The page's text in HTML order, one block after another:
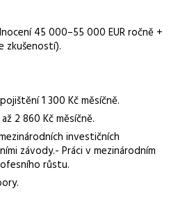
směru, zkušenosti s
projektů, praxe z
procesy
45 000–55 000 EUR ročně +
zkušeností).
1 300 Kč měsíčně.
2 860 Kč měsíčně.
investičních
závody.- Práci v mezinárodním
růstu.